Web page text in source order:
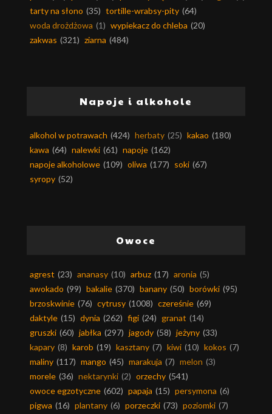
tarty na słono (35) tortille-wrabsy-pity (64)
woda drożdżowa (1) wypiekacz do chleba (20)
zakwas (321) ziarna (484)
Napoje i alkohole
alkohol w potrawach (424) herbaty (25) kakao (180)
kawa (64) nalewki (61) napoje (162)
napoje alkoholowe (109) oliwa (177) soki (67)
syropy (52)
Owoce
agrest (23) ananasy (10) arbuz (17) aronia (5)
awokado (99) bakalie (370) banany (50) borówki (95)
brzoskwinie (76) cytrusy (1008) czereśnie (69)
daktyle (15) dynia (262) figi (24) granat (14)
gruszki (60) jabłka (297) jagody (58) jeżyny (33)
kapary (8) karob (19) kasztany (7) kiwi (10) kokos (7)
maliny (117) mango (45) marakuja (7) melon (3)
morele (36) nektarynki (2) orzechy (541)
owoce egzotyczne (602) papaja (15) persymona (6)
pigwa (16) plantany (6) porzeczki (73) poziomki (7)